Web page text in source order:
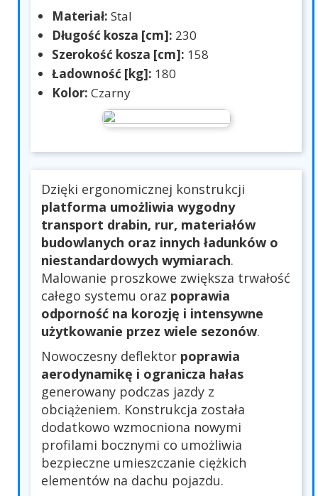
Materiał: Stal
Długość kosza [cm]: 230
Szerokość kosza [cm]: 158
Ładowność [kg]: 180
Kolor: Czarny
Dzięki ergonomicznej konstrukcji
platforma umożliwia wygodny
transport drabin, rur, materiałów
budowlanych oraz innych ładunków o
niestandardowych wymiarach.
Malowanie proszkowe zwiększa trwałość
całego systemu oraz poprawia
odporność na korozję i intensywne
użytkowanie przez wiele sezonów.
Nowoczesny deflektor poprawia
aerodynamikę i ogranicza hałas
generowany podczas jazdy z
obciążeniem. Konstrukcja została
dodatkowo wzmocniona nowymi
profilami bocznymi co umożliwia
bezpieczne umieszczanie ciężkich
elementów na dachu pojazdu.